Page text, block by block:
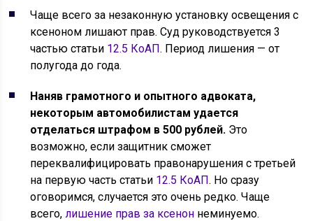
Чаще всего за незаконную установку освещения с
ксеноном лишают прав. Суд руководствуется 3
частью статьи 12.5 КоАП. Период лишения — от
полугода до года.
Наняв грамотного и опытного адвоката,
некоторым автомобилистам удается
отделаться штрафом в 500 рублей. Это
возможно, если защитник сможет
переквалифицировать правонарушения с третьей
на первую часть статьи 12.5 КоАП. Но сразу
оговоримся, случается это очень редко. Чаще
всего,лишение прав за ксенон неминуемо.